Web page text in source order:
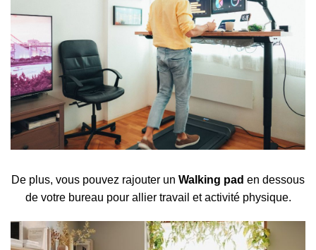
De plus, vous pouvez rajouter un Walking pad en dessous
de votre bureau pour allier travail et activité physique.